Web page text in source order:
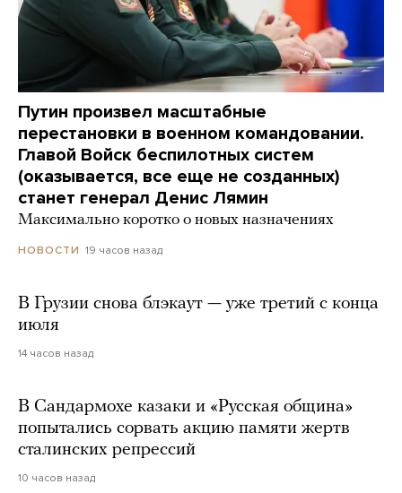
Путин произвел масштабные
перестановки в военном командовании.
Главой Войск беспилотных систем
(оказывается, все еще не созданных)
станет генерал Денис Лямин
Максимально коротко о новых назначениях
НОВОСТИ 19 часов назад
В Грузии снова блэкаут — уже третий с конца
июля
14 часов назад
В Сандармохе казаки и «Русская община»
попытались сорвать акцию памяти жертв
сталинских репрессий
10 часов назад